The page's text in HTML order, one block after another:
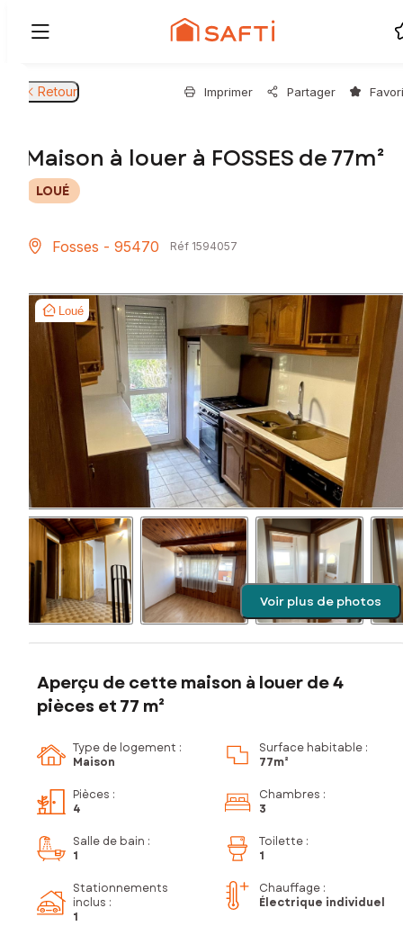
Retour Imprimer Partager
Maison à louer à FOSSES de 77m²
LOUÉ
Fosses - 95470 Réf 1594057
Loué
Voir plus de photos
Aperçu de cette maison à louer de 4
pièces et 77 m²
Type de logement :
Maison
Surface habitable :
77m²
Pièces :
4
Chambres :
3
Salle de bain :
1
Toilette :
1
Stationnements
inclus :
1
Chauffage :
Électrique individuel